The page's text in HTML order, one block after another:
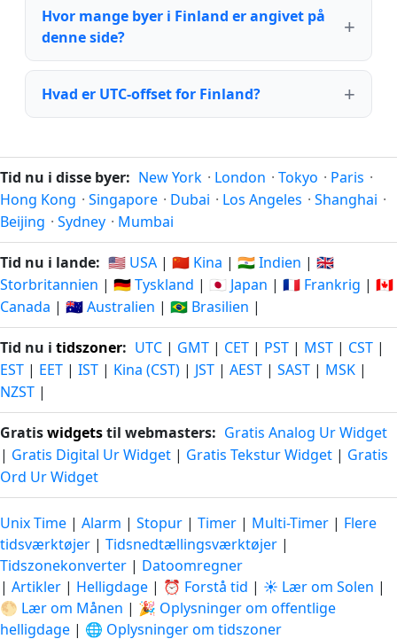
Hvor mange byer i Finland er angivet på
denne side?
Hvad er UTC-offset for Finland?
Tid nu i disse byer: New York · London · Tokyo · Paris ·
Hong Kong · Singapore · Dubai · Los Angeles · Shanghai ·
Beijing · Sydney · Mumbai
Tid nu i lande: 🇺🇸 USA | 🇨🇳 Kina | 🇮🇳 Indien | 🇬🇧
Storbritannien | 🇩🇪 Tyskland | 🇯🇵 Japan | 🇫🇷 Frankrig | 🇨🇦
Canada | 🇦🇺 Australien | 🇧🇷 Brasilien |
Tid nu i tidszoner: UTC | GMT | CET | PST | MST | CST |
EST | EET | IST | Kina (CST) | JST | AEST | SAST | MSK |
NZST |
Gratiswidgetstil webmasters: Gratis Analog Ur Widget
| Gratis Digital Ur Widget | Gratis Tekstur Widget | Gratis
Ord Ur Widget
Unix Time | Alarm | Stopur | Timer | Multi-Timer | Flere
tidsværktøjer | Tidsnedtællingsværktøjer |
Tidszonekonverter | Datoomregner
| Artikler | Helligdage | ⏰ Forstå tid | ☀️ Lær om Solen |
🌕 Lær om Månen | 🎉 Oplysninger om offentlige
helligdage | 🌐 Oplysninger om tidszoner